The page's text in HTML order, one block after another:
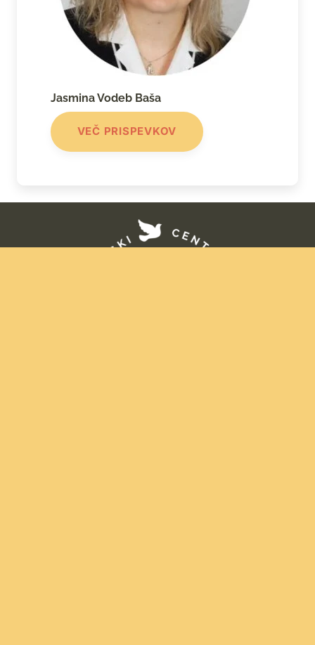
Jasmina Vodeb Baša
VEČ PRISPEVKOV